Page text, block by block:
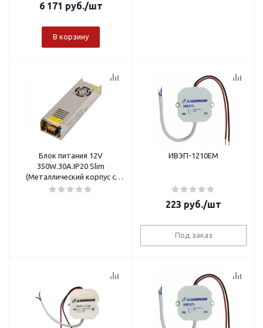
6 171 руб./шт
В корзину
Блок питания 12V
350W.30A.IP20 Slim
(Металлический корпус с
кулером) OREOL
ИВЭП-1210ЕM
223 руб./шт
Под заказ